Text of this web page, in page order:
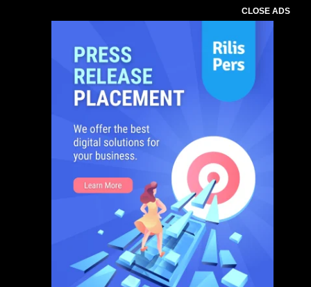
CLOSE ADS